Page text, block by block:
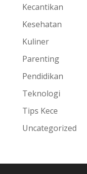
Kecantikan
Kesehatan
Kuliner
Parenting
Pendidikan
Teknologi
Tips Kece
Uncategorized